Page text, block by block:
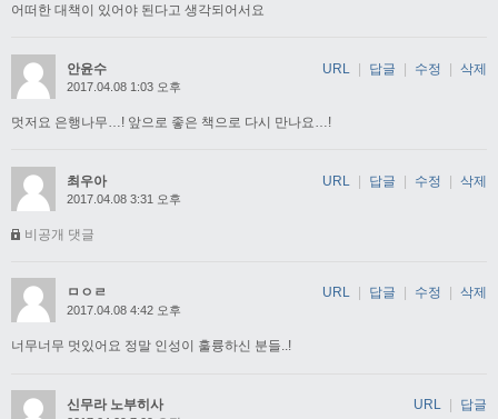
어떠한 대책이 있어야 된다고 생각되어서요
안윤수
2017.04.08 1:03 오후
멋저요 은행나무…! 앞으로 좋은 책으로 다시 만나요…!
URL | 답글 | 수정 | 삭제
최우아
2017.04.08 3:31 오후
비공개 댓글
URL | 답글 | 수정 | 삭제
ㅁㅇㄹ
2017.04.08 4:42 오후
너무너무 멋있어요 정말 인성이 훌륭하신 분들..!
URL 답글 수정 삭제
신무라 노부히사 URL 답글